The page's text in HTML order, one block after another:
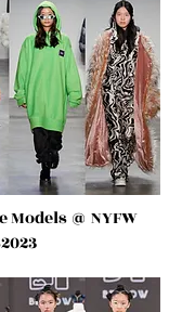
Models@ NYFW